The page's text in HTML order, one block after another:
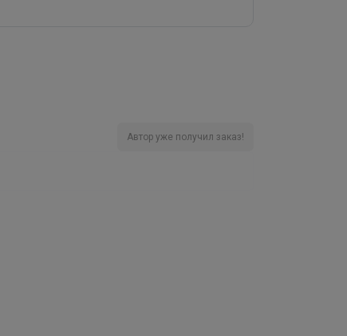
Автор уже получил заказ!